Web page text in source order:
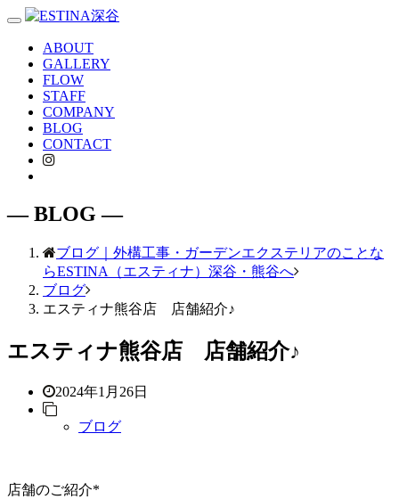
Toggle
navigation
ABOUT
GALLERY
FLOW
STAFF
COMPANY
BLOG
CONTACT
― BLOG ―
ブログ｜外構工事・ガーデンエクステリアのことな
らESTINA（エスティナ）深谷・熊谷へ
ブログ
エスティナ熊谷店 店舗紹介♪
エスティナ熊谷店 店舗紹介♪
2024年1月26日
ブログ
店舗のご紹介*